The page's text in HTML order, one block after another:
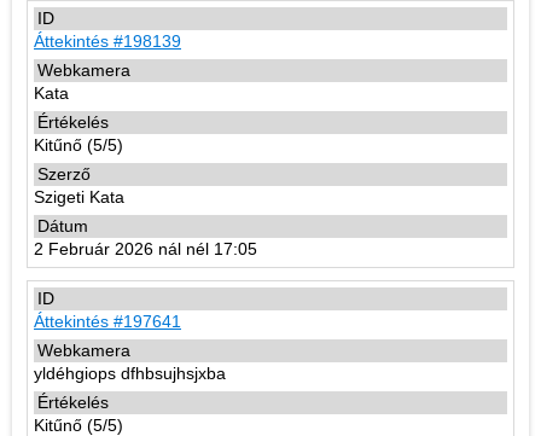
Áttekintés #198139
Kata
Kitűnő (5/5)
Szigeti Kata
2 Február 2026 nál nél 17:05
Áttekintés #197641
yldéhgiops dfhbsujhsjxba
Kitűnő (5/5)